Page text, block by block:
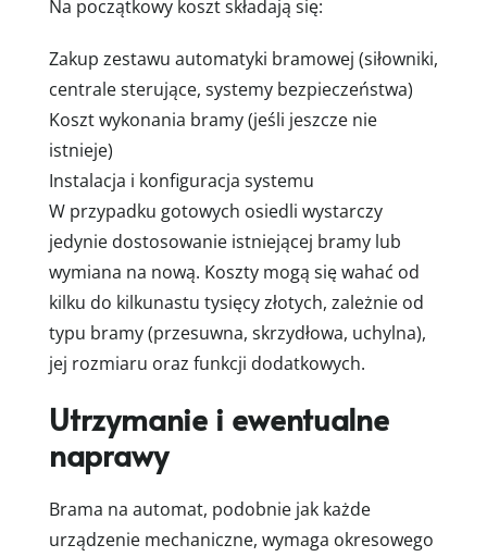
Na początkowy koszt składają się:
Zakup zestawu automatyki bramowej (siłowniki,
centrale sterujące, systemy bezpieczeństwa)
Koszt wykonania bramy (jeśli jeszcze nie
istnieje)
Instalacja i konfiguracja systemu
W przypadku gotowych osiedli wystarczy
jedynie dostosowanie istniejącej bramy lub
wymiana na nową. Koszty mogą się wahać od
kilku do kilkunastu tysięcy złotych, zależnie od
typu bramy (przesuwna, skrzydłowa, uchylna),
jej rozmiaru oraz funkcji dodatkowych.
Utrzymanie i ewentualne
naprawy
Brama na automat, podobnie jak każde
urządzenie mechaniczne, wymaga okresowego